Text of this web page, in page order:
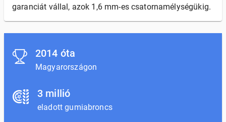
garanciát vállal, azok 1,6 mm-es csatornamélységükig.
2014 óta
Magyarországon
3 millió
eladott gumiabroncs